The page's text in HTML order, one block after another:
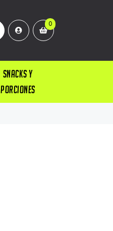
0
SNACKS Y
PORCIONES